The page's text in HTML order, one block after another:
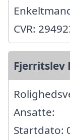
CVR:
Fjerritslev
Ansatte:
Startdato: